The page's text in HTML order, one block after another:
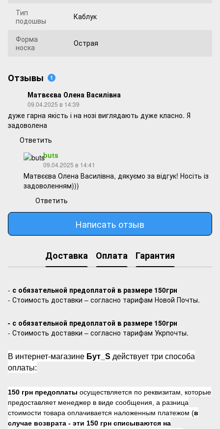
Тип
подошвы
Каблук
Форма
носка
Острая
Отзывы 1
Матвєєва Олена Василівна
09.04.2025 в 14:39
дуже гарна якість і на нозі виглядають дуже класно. Я
задоволена
Ответить
buts
09.04.2025 в 14:41
Матвєєва Олена Василівна, дякуємо за відгук! Носіть із
задоволенням)))
Ответить
Написать отзыв
Доставка Оплата Гарантия
- с обязательной предоплатой в размере 150грн
- Стоимость доставки – согласно тарифам Новой Почты.
- с обязательной предоплатой в размере 150грн
- Стоимость доставки – согласно тарифам Укрпочты.
В интернет-магазине Бут_S действует три способа
оплаты:
150 грн предоплаты осуществляется по реквизитам, которые
предоставляет менеджер в виде сообщения, а разница
стоимости товара оплачивается наложенным платежом (в
случае возврата - эти 150 грн списываются на